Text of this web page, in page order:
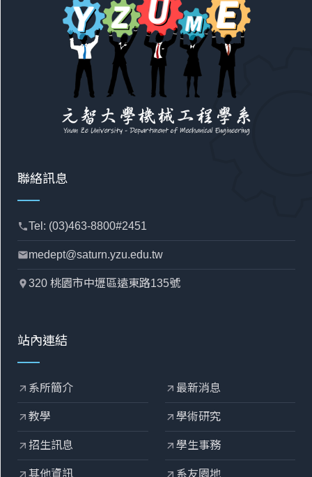
聯絡訊息
phoneTel: (03)463-8800#2451
mailmedept@saturn.yzu.edu.tw
location_pin320 桃園市中壢區遠東路135號
站內連結
arrow_outward 系所簡介 arrow_outward 最新消息
arrow_outward 教學 arrow_outward 學術研究
arrow_outward 招生訊息 arrow_outward 學生事務
arrow_outward 其他資訊 arrow_outward 系友園地